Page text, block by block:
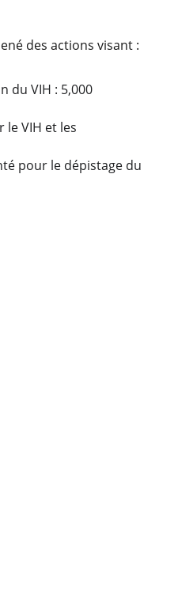
des actions visant :
du VIH : 5,000
VIH et les
pour le dépistage du